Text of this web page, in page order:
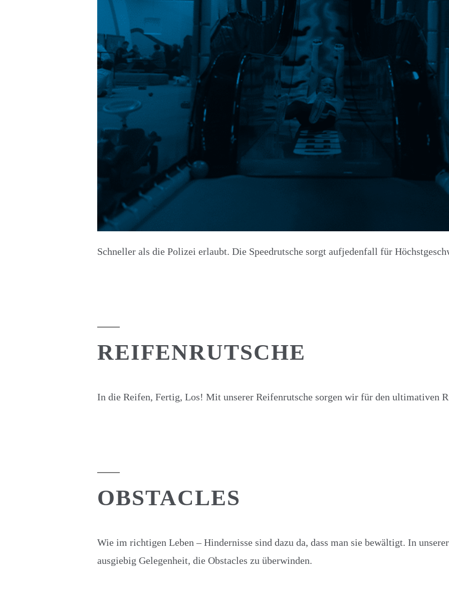
Schneller als die Polizei erlaubt. Die Speedrutsche sorgt aufjedenfall für
REIFENRUTSCHE
In die Reifen, Fertig, Los! Mit unserer Reifenrutsche sorgen wir für den ultimativen
OBSTACLES
Wie im richtigen Leben – Hindernisse sind dazu da, dass man sie bewältigt. In
ausgiebig Gelegenheit, die Obstacles zu überwinden.